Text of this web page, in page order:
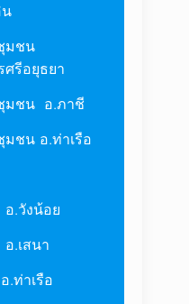
น
มชน
รีอยุธยา
มชน อ.ภาชี
ชน อ.ท่าเรือ
.วังน้อย
.เสนา
.ท่าเรือ